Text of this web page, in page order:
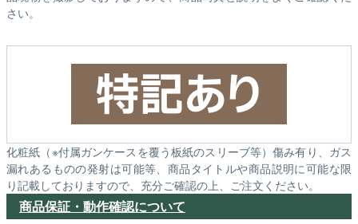
さい。
化粧紙（※付属ガンケースを覆う板紙のスリーブ等）傷み有り、ガス
漏れあるものの発射は可能等、商品タイトルや商品説明に可能な限
り記載しておりますので、充分ご確認の上、ご注文ください。
商品保証・動作確認について